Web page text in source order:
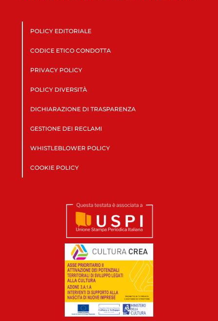
POLICY EDITORIALE
CODICE ETICO CONDOTTA
PRIVACY POLICY
POLICY DIVERSITÀ
DICHIARAZIONE DI TRASPARENZA
GESTIONE DEI RECLAMI
WHISTLEBLOWER POLICY
COOKIE POLICY